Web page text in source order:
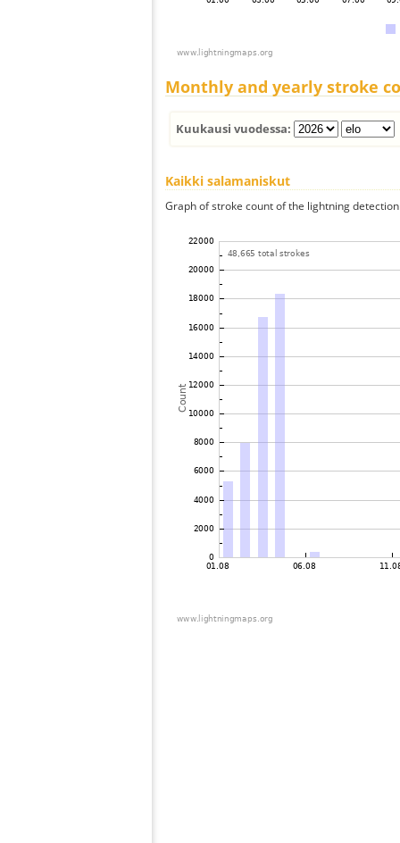
Monthly and yearly stroke
Kuukausi vuodessa:
Kaikki salamaniskut
Graph of stroke count of the lightning